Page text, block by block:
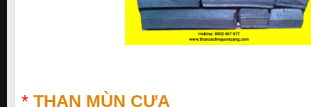
* THAN MÙN CƯA